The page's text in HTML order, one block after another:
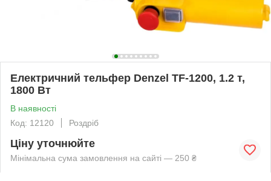
Електричний тельфер Denzel TF-1200, 1.2 т,
1800 Вт
В наявності
Код: 12120
Роздріб
Ціну уточнюйте
Мінімальна сума замовлення на сайті — 250 ₴